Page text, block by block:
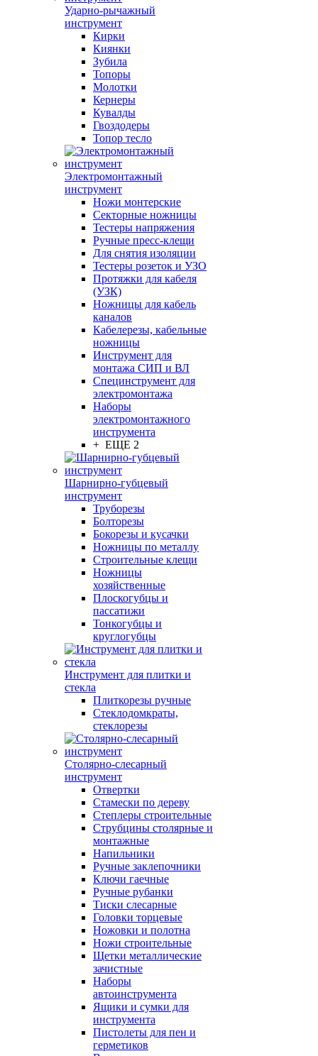
Ударно-рычажный
инструмент
Кирки
Киянки
Зубила
Топоры
Молотки
Кернеры
Кувалды
Гвоздодеры
Топор тесло
Электромонтажный
инструмент
Ножи монтерские
Секторные ножницы
Тестеры напряжения
Ручные пресс-клещи
Для снятия изоляции
Тестеры розеток и УЗО
Протяжки для кабеля
(УЗК)
Ножницы для кабель
каналов
Кабелерезы, кабельные
ножницы
Инструмент для
монтажа СИП и ВЛ
Специнструмент для
электромонтажа
Наборы
электромонтажного
инструмента
+ ЕЩЕ 2
Шарнирно-губцевый
инструмент
Труборезы
Болторезы
Бокорезы и кусачки
Ножницы по металлу
Строительные клещи
Ножницы
хозяйственные
Плоскогубцы и
пассатижи
Тонкогубцы и
круглогубцы
Инструмент для плитки и
стекла
Плиткорезы ручные
Стеклодомкраты,
стеклорезы
Столярно-слесарный
инструмент
Отвертки
Стамески по дереву
Степлеры строительные
Струбцины столярные и
монтажные
Напильники
Ручные заклепочники
Ключи гаечные
Ручные рубанки
Тиски слесарные
Головки торцевые
Ножовки и полотна
Ножи строительные
Щетки металлические
зачистные
Наборы
автоинструмента
Ящики и сумки для
инструмента
Пистолеты для пен и
герметиков